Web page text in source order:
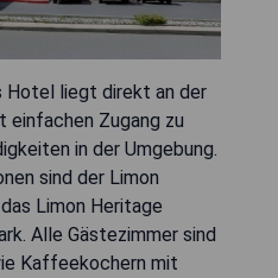
Hotel liegt direkt an der
Zugang zu
in der Umgebung.
sind der Limon
Limon Heritage
Alle Gästezimmer sind
Kaffeekochern mit